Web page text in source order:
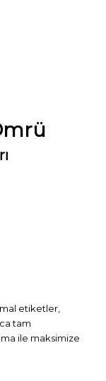
etiketler,
tam
ile maksimize